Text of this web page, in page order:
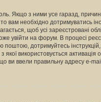
Якщо з ними усе гаразд,
то вам необхідно дотримуватись
щоб усі зареєстровані
увійти на форум. В процесі
поштою, дотримуйтесь
використовується активація
ви ввели правильну адресу e-